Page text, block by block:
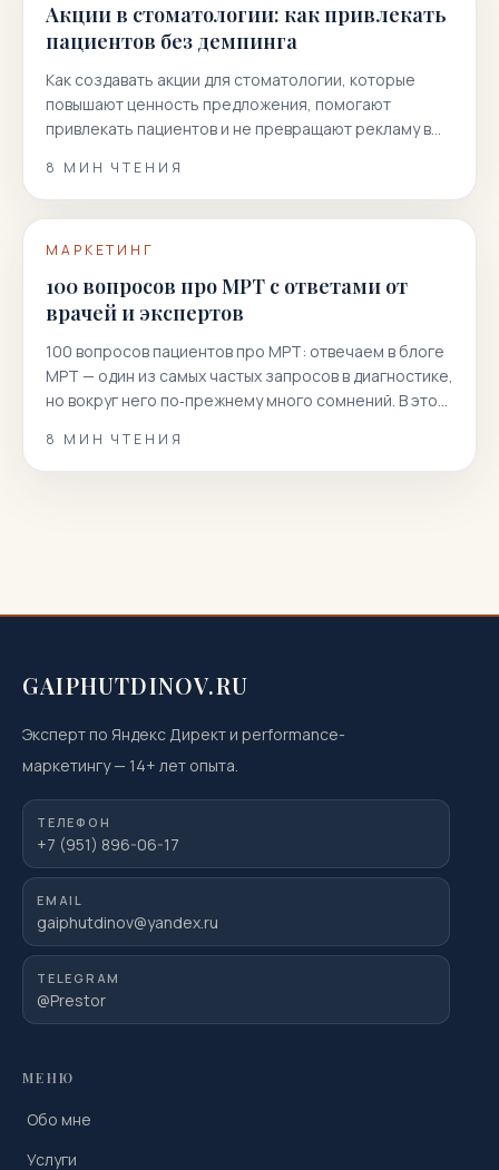
Акции в стоматологии: как привлекать
пациентов без демпинга
Как создавать акции для стоматологии, которые
повышают ценность предложения, помогают
привлекать пациентов и не превращают рекламу в
8 МИН ЧТЕНИЯ
МАРКЕТИНГ
100 вопросов про МРТ с ответами от
врачей и экспертов
100 вопросов пациентов про МРТ: отвечаем в блоге
МРТ — один из самых частых запросов в диагностике,
но вокруг него по‑прежнему много сомнений. В этой
пациентов и даем короткие, точные и полезные
ответы. Вы узнаете, как подготовиться к
8 МИН ЧТЕНИЯ
GAIPHUTDINOV.RU
Эксперт по Яндекс Директ и performance-
маркетингу— 14+ лет опыта.
ТЕЛЕФОН
+7 (951) 896-06-17
EMAIL
gaiphutdinov@yandex.ru
TELEGRAM
@Prestor
МЕНЮ
Обо мне
Услуги